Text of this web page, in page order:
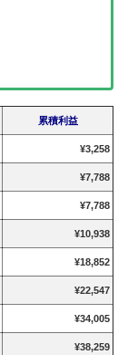
累積利益
¥3,258
¥7,788
¥7,788
¥10,938
¥18,852
¥22,547
¥34,005
¥38,259